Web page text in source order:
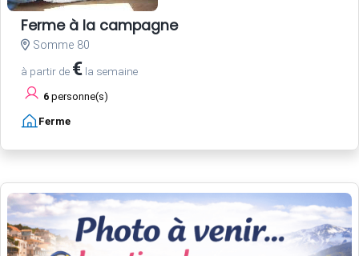
Ferme à la campagne
Somme 80
à partir de € la semaine
6 personne(s)
Ferme